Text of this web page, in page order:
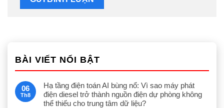
BÀI VIẾT NỔI BẬT
06
Th8
Hạ tầng điện toán AI bùng nổ: Vì sao máy phát
điện diesel trở thành nguồn điện dự phòng không
thể thiếu cho trung tâm dữ liệu?